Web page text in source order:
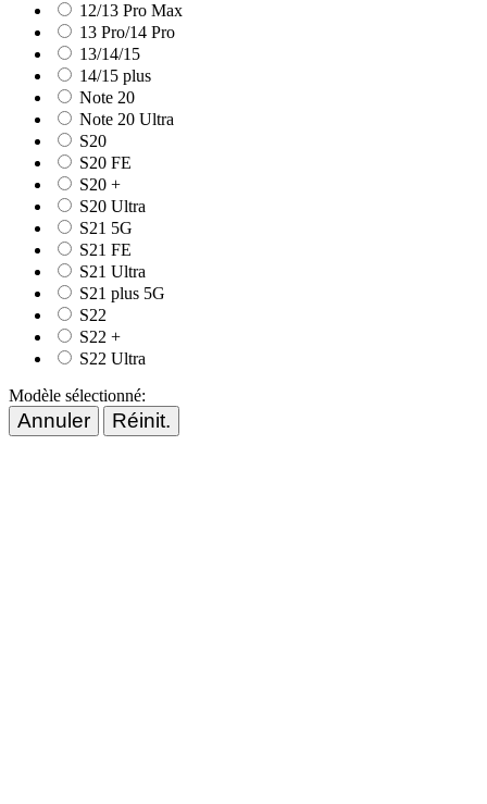
12/13 Pro Max
13 Pro/14 Pro
13/14/15
14/15 plus
Note 20
Note 20 Ultra
S20
S20 FE
S20 +
S20 Ultra
S21 5G
S21 FE
S21 Ultra
S21 plus 5G
S22
S22 +
S22 Ultra
Modèle sélectionné:
Annuler Réinit.